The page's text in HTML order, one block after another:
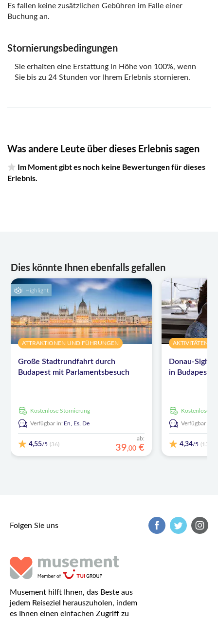
Es fallen keine zusätzlichen Gebühren im Falle einer
Buchung an.
Stornierungsbedingungen
Sie erhalten eine Erstattung in Höhe von 100%, wenn
Sie bis zu 24 Stunden vor Ihrem Erlebnis stornieren.
Was andere Leute über dieses Erlebnis sagen
Im Moment gibt es noch keine Bewertungen für dieses
Erlebnis.
Dies könnte Ihnen ebenfalls gefallen
Highlight
ATTRAKTIONEN UND FÜHRUNGEN
Große Stadtrundfahrt durch
Budapest mit Parlamentsbesuch
kostenlose Stornierung
Verfügbar in: En, Es, De
4,55/5 (36)
ab:
39,00 €
AKTIVITÄTEN
Donau-
in Budapest
kostenlose
Verfügbar in:
4,34/5 (13)
Folgen Sie uns
Musement hilft Ihnen, das Beste aus
jedem Reiseziel herauszuholen, indem
es Ihnen einen einfachen Zugriff zu